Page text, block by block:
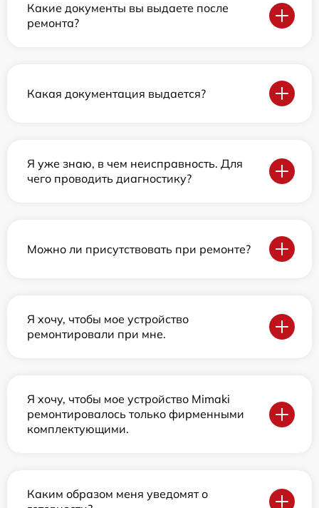
Какие документы вы выдаете после
ремонта?
Какая документация выдается?
Я уже знаю, в чем неисправность. Для
чего проводить диагностику?
Можно ли присутствовать при ремонте?
Я хочу, чтобы мое устройство
ремонтировали при мне.
Я хочу, чтобы мое устройство Mimaki
ремонтировалось только фирменными
комплектующими.
Каким образом меня уведомят о